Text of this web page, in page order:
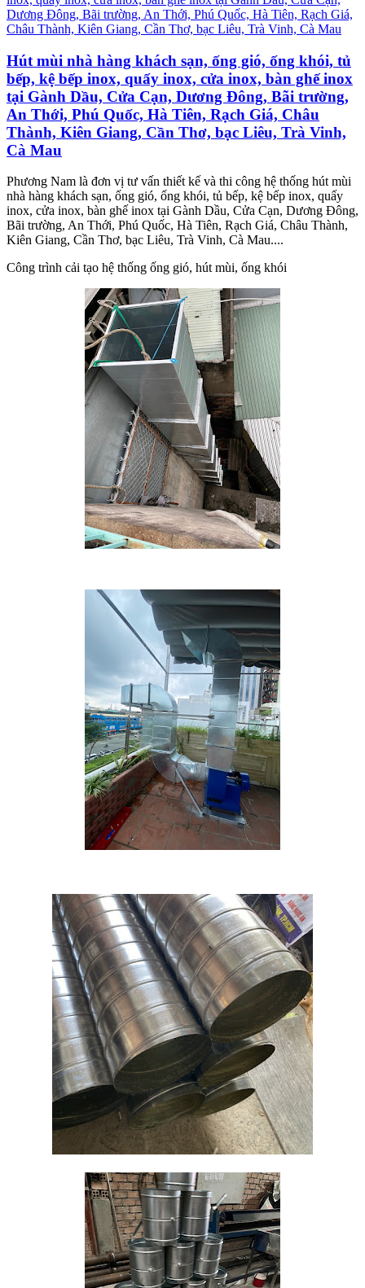
Hút mùi nhà hàng khách sạn, ống gió, ống khói, tủ
bếp, kệ bếp inox, quấy inox, cửa inox, bàn ghế inox
tại Gành Dầu, Cửa Cạn, Dương Đông, Bãi trường,
An Thới, Phú Quốc, Hà Tiên, Rạch Giá, Châu
Thành, Kiên Giang, Cần Thơ, bạc Liêu, Trà Vinh,
Cà Mau
Phương Nam là đơn vị tư vấn thiết kế và thi công hệ thống hút mùi
nhà hàng khách sạn, ống gió, ống khói, tủ bếp, kệ bếp inox, quấy
inox, cửa inox, bàn ghế inox tại Gành Dầu, Cửa Cạn, Dương Đông,
Bãi trường, An Thới, Phú Quốc, Hà Tiên, Rạch Giá, Châu Thành,
Kiên Giang, Cần Thơ, bạc Liêu, Trà Vinh, Cà Mau....
Công trình cải tạo hệ thống ống gió, hút mùi, ống khói